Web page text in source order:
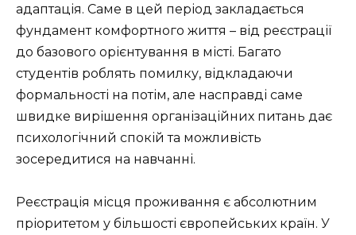
адаптація. Саме в цей період закладається
фундамент комфортного життя – від реєстрації
до базового орієнтування в місті. Багато
студентів роблять помилку, відкладаючи
формальності на потім, але насправді саме
швидке вирішення організаційних питань дає
психологічний спокій та можливість
зосередитися на навчанні.
Реєстрація місця проживання є абсолютним
пріоритетом у більшості європейських країн. У